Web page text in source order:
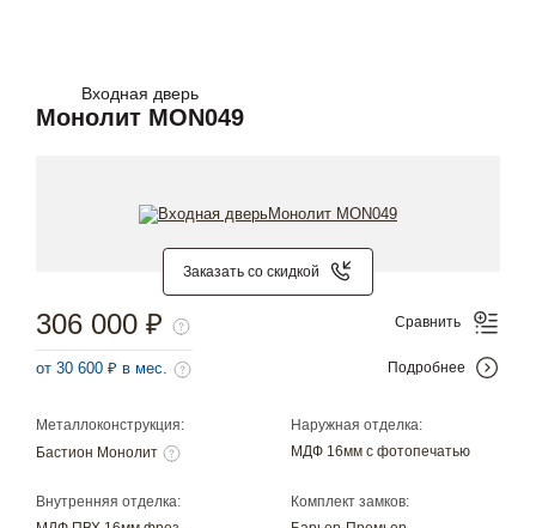
Входная дверь
Монолит MON049
Заказать со скидкой
Металлоконструкция:
Бастион Монолит
Наружная отделка:
МДФ 16мм с фотопечатью
Внутренняя отделка:
Комплект замков:
306 000 ₽
от 30 600 ₽ в мес.
Сравнить
Подробнее